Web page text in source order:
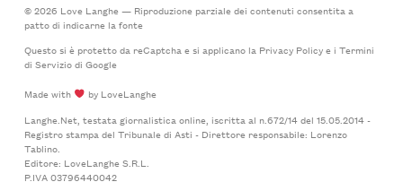
© 2026 Love Langhe — Riproduzione parziale dei contenuti consentita a
patto di indicarne la fonte
Questo si è protetto da reCaptcha e si applicano la Privacy Policye i Termini
di Serviziodi Google
Made with
by LoveLanghe
Langhe.Net, testata giornalistica online, iscritta al n.672/14 del 15.05.2014 -
Registro stampa del Tribunale di Asti - Direttore responsabile: Lorenzo
Tablino.
Editore: LoveLanghe S.R.L.
P.IVA 03796440042